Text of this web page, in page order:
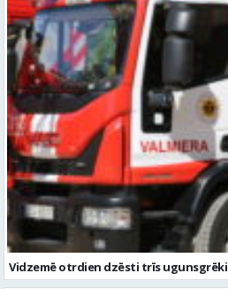
Vidzemē otrdien dzēsti trīs ugunsgrēki